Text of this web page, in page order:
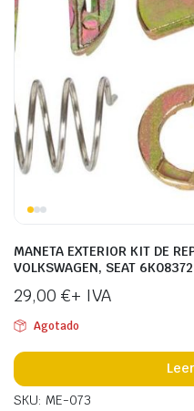
MANETA EXTERIOR KIT DE
VOLKSWAGEN, SEAT
29,00 €+ IVA
Agotado
SKU: ME-073